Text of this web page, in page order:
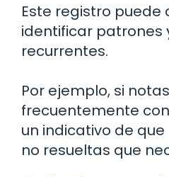
Este registro puede
identificar patrones
recurrentes.
Por ejemplo, si
frecuentemente
un indicativo de
no resueltas que